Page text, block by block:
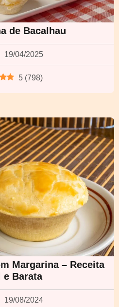
de Bacalhau
19/04/2025
5 (798)
Margarina – Receita
e Barata
19/08/2024